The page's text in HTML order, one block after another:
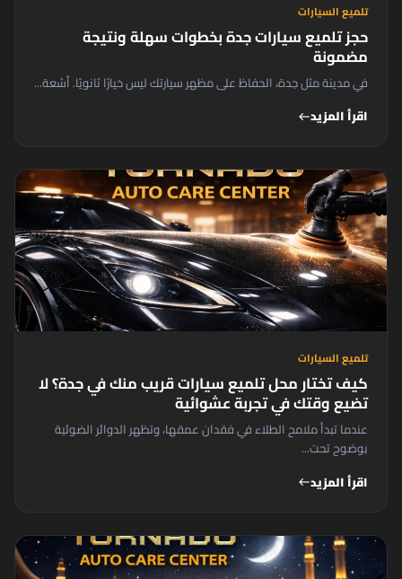
تلميع السيارات
حجز تلميع سيارات جدة بخطوات سهلة ونتيجة
مضمونة
في مدينة مثل جدة، الحفاظ على مظهر سيارتك ليس خيارًا ثانويًا. أشعة...
اقرأ المزيدwest
تلميع السيارات
كيف تختار محل تلميع سيارات قريب منك في جدة؟ لا
تضيع وقتك في تجربة عشوائية
عندما تبدأ ملامح الطلاء في فقدان عمقها، وتظهر الدوائر الضوئية
بوضوح تحت...
اقرأ المزيدwest